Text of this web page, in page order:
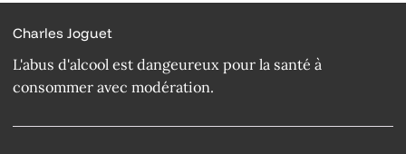
Charles Joguet
L'abus d'alcool est dangeureux pour la santé à
consommer avec modération.